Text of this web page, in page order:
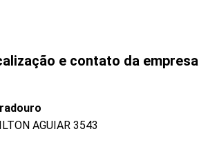
e contato da empresa
AGUIAR 3543